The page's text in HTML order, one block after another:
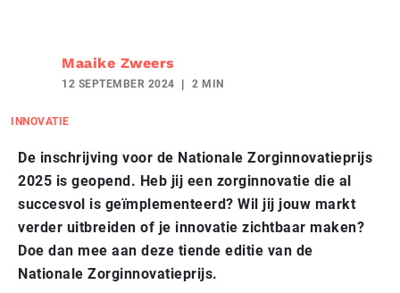
Maaike Zweers
12 SEPTEMBER 2024 2 MIN
INNOVATIE
De inschrijving voor de Nationale Zorginnovatieprijs
2025 is geopend. Heb jij een zorginnovatie die al
succesvol is geïmplementeerd? Wil jij jouw markt
verder uitbreiden of je innovatie zichtbaar maken?
Doe dan mee aan deze tiende editie van de
Nationale Zorginnovatieprijs.